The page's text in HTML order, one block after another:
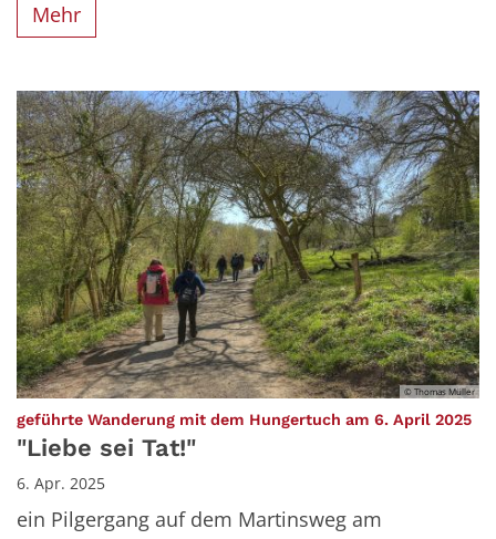
Mehr
© Thomas Müller
geführte Wanderung mit dem Hungertuch am 6. April 2025:
"Liebe sei Tat!"
6. Apr. 2025
ein Pilgergang auf dem Martinsweg am